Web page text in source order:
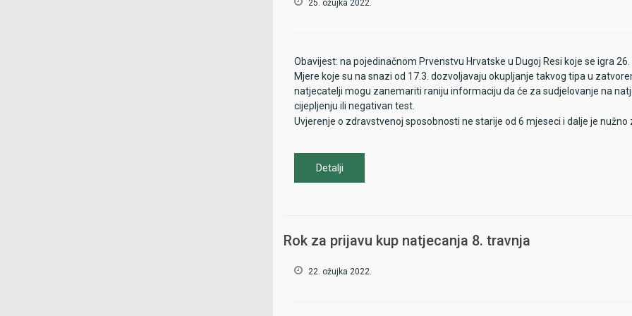
25. ožujka 2022.
Obavijest: na pojedinačnom Prvenstvu Hrvatske u Dugoj Resi koje se igra
Mjere koje su na snazi od 17.3. dozvoljavaju okupljanje takvog tipa u
natjecatelji mogu zanemariti raniju informaciju da će za sudjelovanje na
cijepljenju ili negativan test.
Uvjerenje o zdravstvenoj sposobnosti ne starije od 6 mjeseci i dalje je nužno
Detalji
Rok za prijavu kup natjecanja 8. travnja
22. ožujka 2022.